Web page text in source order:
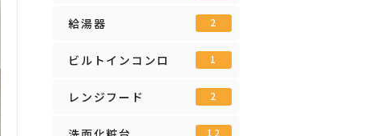
給湯器 2
ビルトインコンロ 1
レンジフード 2
12